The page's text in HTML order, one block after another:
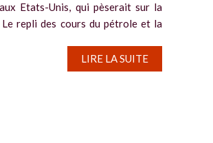
Etats-Unis, qui pèserait sur la
Le repli des cours du pétrole et la
LIRE LA SUITE